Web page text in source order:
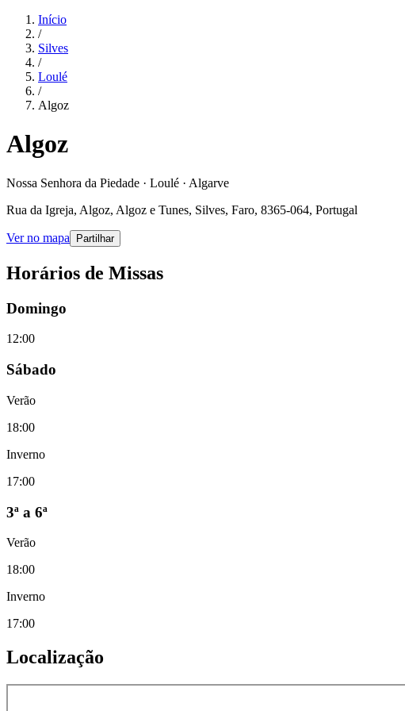
Início
/
Silves
/
Loulé
/
Algoz
Algoz
Nossa Senhora da Piedade · Loulé · Algarve
Rua da Igreja, Algoz, Algoz e Tunes, Silves, Faro, 8365-064, Portugal
Ver no mapa Partilhar
Horários de Missas
Domingo
12:00
Sábado
Verão
18:00
Inverno
17:00
3ª a 6ª
Verão
18:00
Inverno
17:00
Localização